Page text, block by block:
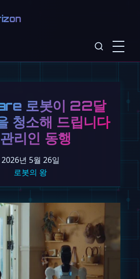
로봇이 22달
청소해 드립니다
리인 동행
2026년 5월 26일
로봇의 왕